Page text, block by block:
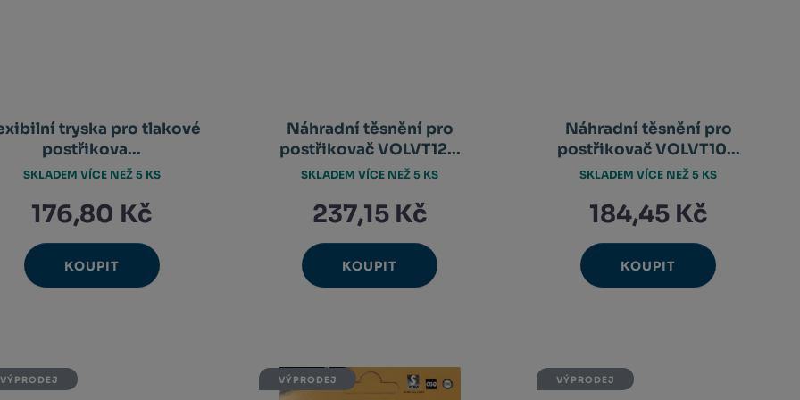
tryska pro tlakové
postřikova...
176,80 Kč
Změnit
Navýšit
množství
Snížit
Ks
KOUPIT
SKLADEM VÍCE NEŽ 5 KS
Náhradní těsnění pro
postřikovač VOLVT12...
237,15 Kč
Změnit
Navýšit
množství
Snížit
Ks
KOUPIT
SKLADEM VÍCE NEŽ 5 KS
Náhradní těsnění pro
postřikovač VOLVT10...
184,45 Kč
Změnit
Navýšit
množství
Snížit
Ks
KOUPIT
SKLADEM VÍCE NEŽ 5 KS
VÝPRODEJ VÝPRODEJ VÝPRODEJ